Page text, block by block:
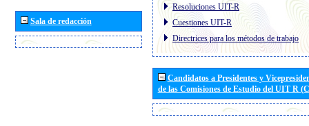
Sala de redacción
Resoluciones UIT-R
Cuestiones UIT-R
Directrices para los métodos de trabajo
Candidatos a Presidentes y
de las Comisiones de Estudio del UIT R